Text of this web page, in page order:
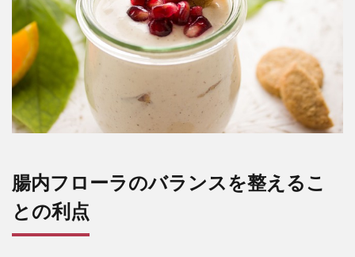
腸内フローラのバランスを整えるこ
との利点